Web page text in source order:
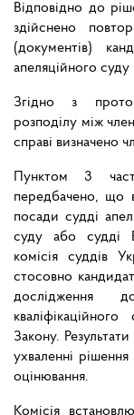
Відповідно до
здійснено
(документів)
апеляційного
Згідно з
розподілу між
справі визначено
Пунктом 3
передбачено, що
посади судді
суду або судді
комісія суддів
стосовно
дослідження
Закону.
ухваленні рішення
оцінювання.
Комісія